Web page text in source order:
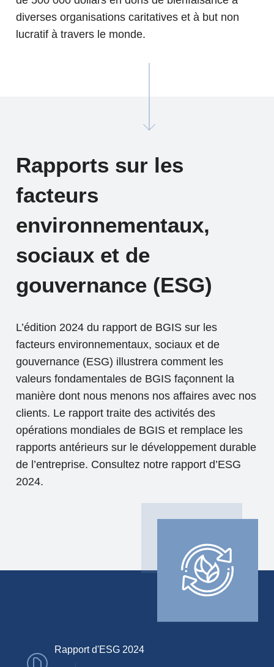
diverses organisations caritatives et à but non
lucratif à travers le monde.
Rapports sur les
facteurs
environnementaux,
sociaux et de
gouvernance (ESG)
L’édition 2024 du rapport de BGIS sur les
facteurs environnementaux, sociaux et de
gouvernance (ESG) illustrera comment les
valeurs fondamentales de BGIS façonnent la
manière dont nous menons nos affaires avec nos
clients. Le rapport traite des activités des
opérations mondiales de BGIS et remplace les
rapports antérieurs sur le développement durable
de l’entreprise. Consultez notre rapport d’ESG
2024.
Rapport d'ESG 2024